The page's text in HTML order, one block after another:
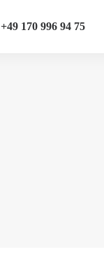
+49 170 996 94 75